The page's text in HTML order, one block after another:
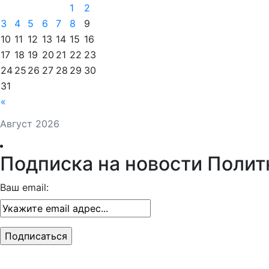
Август 2026
«
1
2
3
4 5 6 7 8
9
10 11 12 13 14 15 16
17 18 19 20 21 22 23
24 25 26 27 28 29 30
31
Подписка на новости
Ваш email: